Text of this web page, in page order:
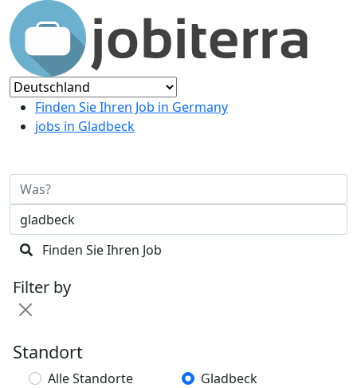
Finden Sie Ihren Job in Germany
jobs in Gladbeck
Finden Sie Ihren Job
Filter by
Standort
Alle Standorte
Gladbeck